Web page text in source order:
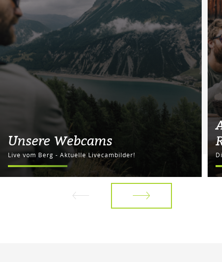
Unsere Webcams
Live vom Berg - Aktuelle Livecambilder!